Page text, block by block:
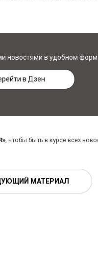
новостями в удобном
в Дзен
, чтобы быть в курсе всех
МАТЕРИАЛ